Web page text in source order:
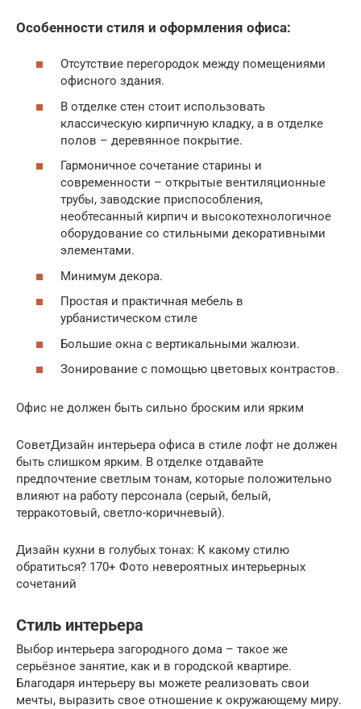
Особенности стиля и оформления офиса:
Отсутствие перегородок между помещениями
офисного здания.
В отделке стен стоит использовать
классическую кирпичную кладку, а в отделке
полов – деревянное покрытие.
Гармоничное сочетание старины и
современности – открытые вентиляционные
трубы, заводские приспособления,
необтесанный кирпич и высокотехнологичное
оборудование со стильными декоративными
элементами.
Минимум декора.
Простая и практичная мебель в
урбанистическом стиле
Большие окна с вертикальными жалюзи.
Зонирование с помощью цветовых контрастов.
Офис не должен быть сильно броским или ярким
СоветДизайн интерьера офиса в стиле лофт не должен
быть слишком ярким. В отделке отдавайте
предпочтение светлым тонам, которые положительно
влияют на работу персонала (серый, белый,
терракотовый, светло-коричневый).
Дизайн кухни в голубых тонах: К какому стилю
обратиться? 170+ Фото невероятных интерьерных
сочетаний
Стиль интерьера
Выбор интерьера загородного дома – такое же
серьёзное занятие, как и в городской квартире.
Благодаря интерьеру вы можете реализовать свои
мечты, выразить свое отношение к окружающему миру.